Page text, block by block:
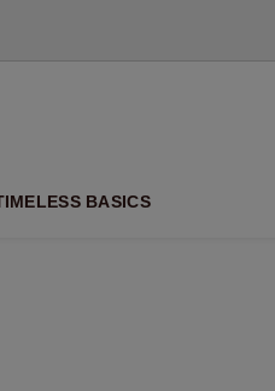
BASICS